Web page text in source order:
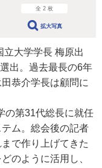
全 2 枚
拡大写真
立大学学長 梅原出
出。過去最長の6年
恭介学長は顧問に
の第31代総長に就任
ム。総会後の記者
で作り上げてきた
のように活用し、